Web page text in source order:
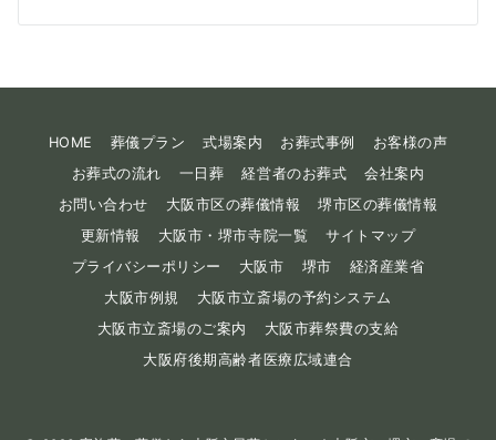
HOME 葬儀プラン 式場案内 お葬式事例
お客様の声
お葬式の流れ
一日葬 経営者のお葬式
会社案内
お問い合わせ
大阪市区の葬儀情報
堺市区の葬儀情報
更新情報
大阪市・堺市寺院一覧
サイトマップ
プライバシーポリシー
大阪市 堺市
経済産業省
大阪市例規
大阪市立斎場の予約システム
大阪市立斎場のご案内
大阪市葬祭費の支給
大阪府後期高齢者医療広域連合